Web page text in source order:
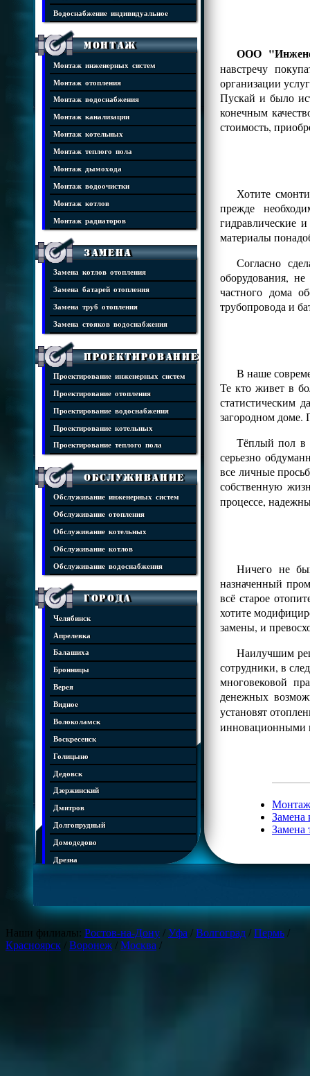
Водоснабжение индивидуальное
Монтаж
Монтаж инженерных систем
Монтаж отопления
Монтаж водоснабжения
Монтаж канализации
Монтаж котельных
Монтаж теплого пола
Монтаж дымохода
Монтаж водоочистки
Монтаж котлов
Монтаж радиаторов
Замена
Замена котлов отопления
Замена батарей отопления
Замена труб отопления
Замена стояков водоснабжения
Проектирование
Проектирование инженерных систем
Проектирование отопления
Проектирование водоснабжения
Проектирование котельных
Проектирование теплого пола
Обслуживание
Обслуживание инженерных систем
Обслуживание отопления
Обслуживание котельных
Обслуживание котлов
Обслуживание водоснабжения
Города
Челябинск
Апрелевка
Балашиха
Бронницы
Верея
Видное
Волоколамск
Воскресенск
Голицыно
Дедовск
Дзержинский
Дмитров
Долгопрудный
Домодедово
Дрезна
Железнодорожный
Жуковский
Зарайск
ООО
навстречу
организации
Пускай и было
конечным
стоимость,
Хотите
прежде
гидравлические
материалы
Согласно
оборудования,
частного дома
трубопровода и
В наше
Те кто живет в
статистическим
загородном доме.
Тёплый пол в
серьезно
все личные
собственную
процессе,
Ничего не
назначенный
всё старое
хотите
замены, и
Наилучшим
сотрудники, в
многовековой
денежных
установят
Монтаж
Замена
Замена
Наши филиалы: Ростов-на-Дону / Уфа / Волгоград / Пермь /
Красноярск
Воронеж / Москва /